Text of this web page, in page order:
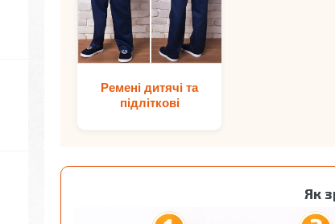
Ремені дитячі та
підліткові
Як